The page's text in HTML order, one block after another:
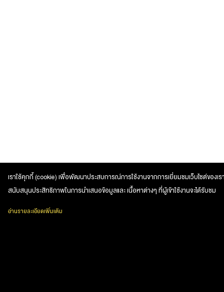
เราใช้คุกกี้ (cookie) เพื่อพัฒนาประสบการณ์การใช้งานจากการเยี่ยมชมเว็บไซต์ของเร
สนับสนุนประสิทธิภาพในการนำเสนอข้อมูลและ เนื้อหาต่างๆ ที่ผู้เข้าใช้งานจะได้รับชม
อ่านรายละเอียดเพิ่มเติม